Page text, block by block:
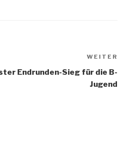
WEITER
Endrunden-Sieg für die B-
Jugend